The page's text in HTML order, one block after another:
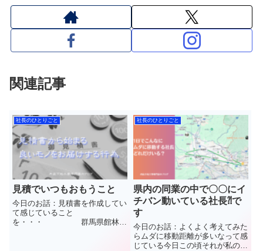
関連記事
社長のひとりごと
見積でいつもおもうこと
今日のお話：見積書を作成してい
て感じていること
を・・・ 群馬県館林市
社長のひとりごと
県内の同業の中で〇〇にイ
チバン動いている社長⁈で
す
今日のお話：よくよく考えてみた
らムダに移動距離が多いなって感
じている今日この頃それが私のス